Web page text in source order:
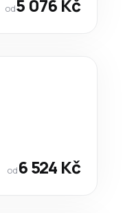
od5 076 Kč
od6 524 Kč